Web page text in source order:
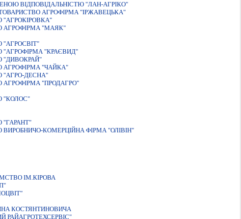
ВІДПОВІДАЛЬНІСТЮ "ЛАН-АГРІКО"
АГРОФIРМА "IРЖАВЕЦЬКА"
АГРОФIРМА "МАЯК"
"КРАЄВИД"
"ДИВОКРАЙ"
АГРОФІРМА "ЧАЙКА"
ДЕСНА"
"ПРОДАГРО"
"КОЛОС"
КОМЕРЦІЙНА ФІРМА "ОЛІВІН"
ІМ.КІРОВА
КОСТЯНТИНОВИЧА
РАЙАГРОТЕХСЕРВIС"